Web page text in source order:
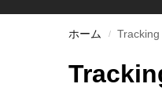
ホーム /